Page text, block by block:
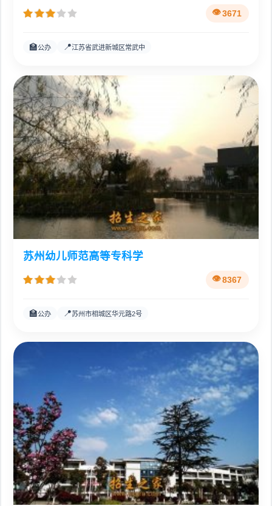
3671
🏫公办 📍江苏省武进新城区常武中
苏州幼儿师范高等专科学
8367
🏫公办 📍苏州市相城区华元路2号